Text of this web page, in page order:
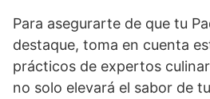
Para asegurarte de que tu
destaque, toma en cuenta
prácticos de expertos
no solo elevará el sabor de